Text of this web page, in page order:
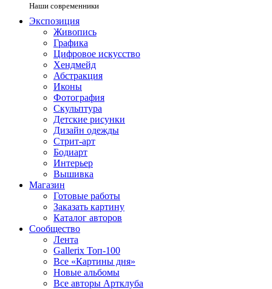
Наши современники
Экспозиция
Живопись
Графика
Цифровое искусство
Хендмейд
Абстракция
Иконы
Фотография
Скульптура
Детские рисунки
Дизайн одежды
Стрит-арт
Бодиарт
Интерьер
Вышивка
Магазин
Готовые работы
Заказать картину
Каталог авторов
Сообщество
Лента
Gallerix Топ-100
Все «Картины дня»
Новые альбомы
Все авторы Артклуба